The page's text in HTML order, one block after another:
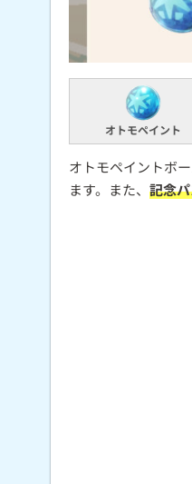
オトモペイント
オトモペイントボー
ます。また、 記念